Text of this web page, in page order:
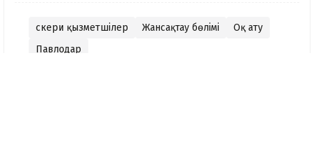
Әскери қызметшілер Жансақтау бөлімі
Оқ ату
Павлодар